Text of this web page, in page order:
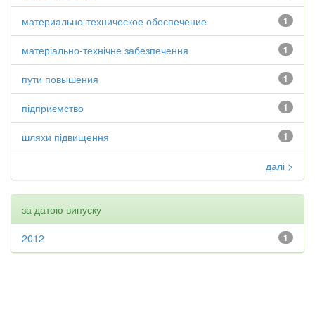
1
материально-техническое обеспечение
1
матеріально-технічне забезпечення
1
пути повышения
1
підприємство
1
шляхи підвищення
далі >
за датою випуску
1
2012